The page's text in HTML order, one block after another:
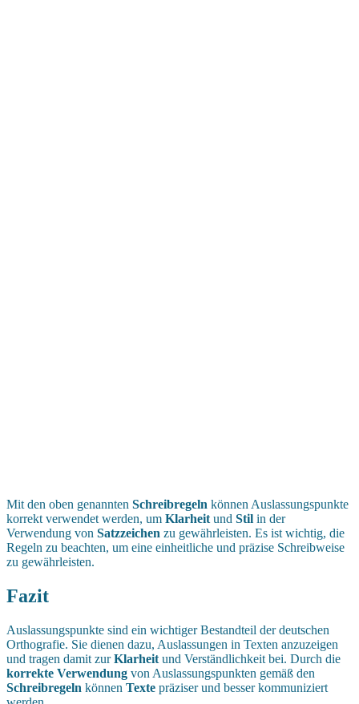
Mit den oben genannten Schreibregeln können Auslassungspunkte
korrekt verwendet werden, um Klarheit und Stil in der
Verwendung von Satzzeichen zu gewährleisten. Es ist wichtig, die
Regeln zu beachten, um eine einheitliche und präzise Schreibweise
zu gewährleisten.
Fazit
Auslassungspunkte sind ein wichtiger Bestandteil der deutschen
Orthografie. Sie dienen dazu, Auslassungen in Texten anzuzeigen
und tragen damit zurKlarheit und Verständlichkeit bei. Durch die
korrekte Verwendung von Auslassungspunkten gemäß den
Schreibregeln können Texte präziser und besser kommuniziert